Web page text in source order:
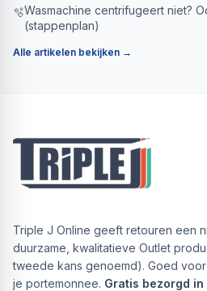
🫧Wasmachine centrifugeert niet?
(stappenplan)
Alle artikelen bekijken →
Triple J Online geeft retouren een
duurzame, kwalitatieve Outlet
tweede kans genoemd). Goed
je portemonnee. Gratis bezorgd